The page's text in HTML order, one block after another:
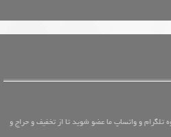
و واتساپ ما عضو شوید تا از تخفیف و حراج و